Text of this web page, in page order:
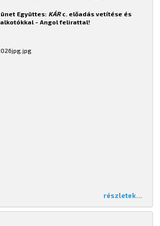
Együttes: KÁRc. előadás vetítése és
- Angol felirattal!
részletek...